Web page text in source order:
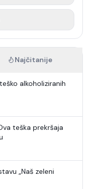
Najčitanije
alkoholiziranih
teška prekršaja
„Naš zeleni